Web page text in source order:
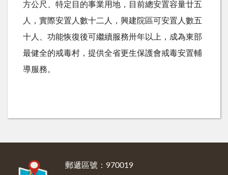
方公尺、特定目的事業用地，目前總安置容量廿五
人，實際安置人數十二人，興建院區可安置人數五
十人、功能恢復後可繼續服務卅年以上，成為東部
最健全的戒毒村，提供全省更生保護會戒毒安置輔
導服務。
郵遞區號：970019